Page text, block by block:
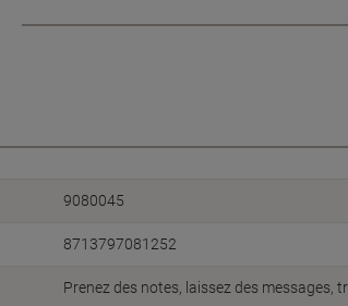
9080045
8713797081252
Prenez des notes, laissez des messages,